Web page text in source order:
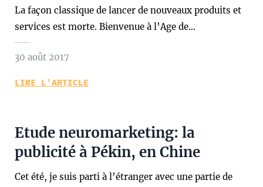
La façon classique de lancer de nouveaux produits et
services est morte. Bienvenue à l’Age de…
30 août 2017
LIRE L’ARTICLE
Etude neuromarketing: la
publicité à Pékin, en Chine
Cet été, je suis parti à l’étranger avec une partie de